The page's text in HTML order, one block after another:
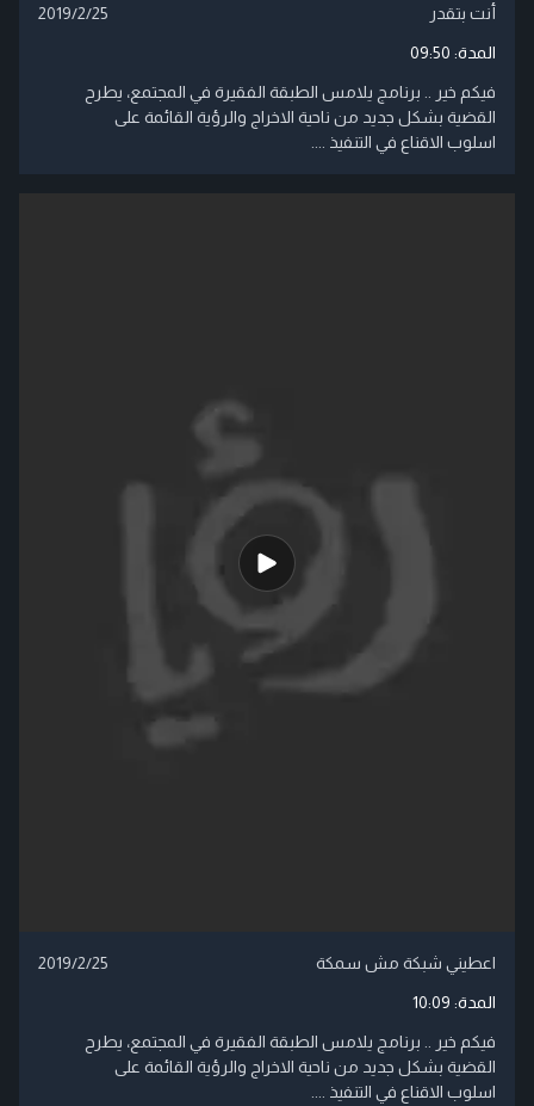
أنت بتقدر 2019/2/25
المدة: 09:50
فيكم خير .. برنامج يلامس الطبقة الفقيرة في المجتمع، يطرح
القضية بشكل جديد من ناحية الاخراج والرؤية القائمة على
اسلوب الاقناع في التنفيذ ....
اعطيني شبكة مش سمكة 2019/2/25
المدة: 10:09
فيكم خير .. برنامج يلامس الطبقة الفقيرة في المجتمع، يطرح
القضية بشكل جديد من ناحية الاخراج والرؤية القائمة على
اسلوب الاقناع في التنفيذ ....